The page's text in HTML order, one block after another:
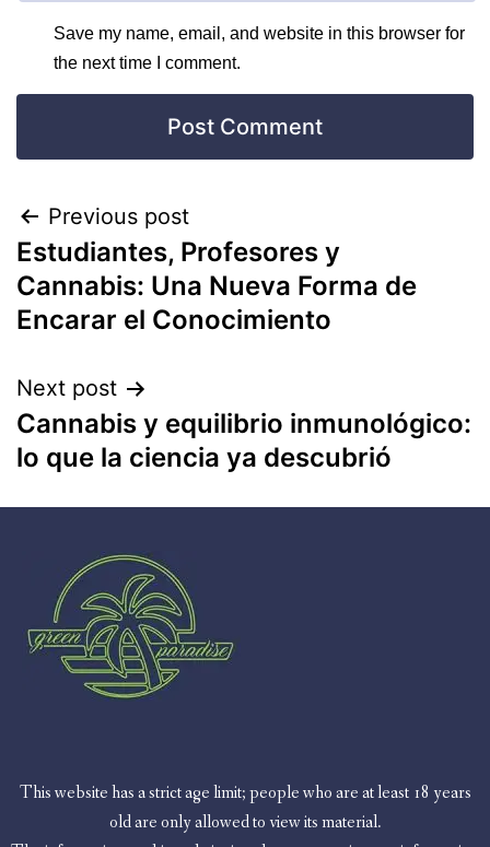
Save my name, email, and website in this browser for
the next time I comment.
Previous post
Estudiantes, Profesores y
Cannabis: Una Nueva Forma de
Encarar el Conocimiento
Next post
Cannabis y equilibrio inmunológico:
lo que la ciencia ya descubrió
This website has a strict age limit; people who are at least 18 years
old are only allowed to view its material.